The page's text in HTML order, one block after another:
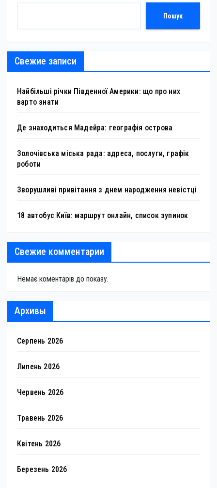
Пошук
Свежие записи
Найбільші річки Південної Америки: що про них
варто знати
Де знаходиться Мадейра: географія острова
Золочівська міська рада: адреса, послуги, графік
роботи
Зворушливі привітання з днем народження невістці
18 автобус Київ: маршрут онлайн, список зупинок
Свежие комментарии
Немає коментарів до показу.
Архивы
Серпень 2026
Липень 2026
Червень 2026
Травень 2026
Квітень 2026
Березень 2026